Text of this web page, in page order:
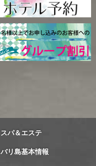
スパ＆エステ
バリ島基本情報